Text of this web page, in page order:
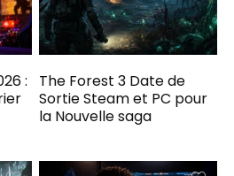
:
The Forest 3 Date de
Sortie Steam et PC pour
la Nouvelle saga